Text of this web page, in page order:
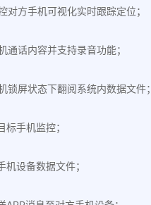
对方手机可视化实时跟踪定位；
通话内容并支持录音功能；
锁屏状态下翻阅系统内数据文件；
手机监控；
设备数据文件；